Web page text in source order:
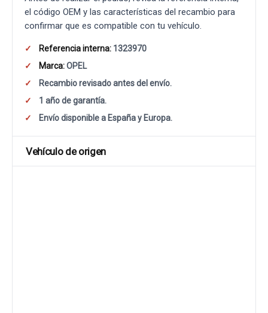
el código OEM y las características del recambio para
confirmar que es compatible con tu vehículo.
Referencia interna: 1323970
Marca:OPEL
Recambio revisado antes del envío.
1 año de garantía.
Envío disponible a España y Europa.
Vehículo de origen